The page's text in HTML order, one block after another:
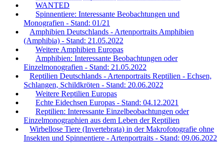
WANTED
Spinnentiere: Interessante Beobachtungen und
Monografien - Stand: 01/21
Amphibien Deutschlands - Artenportraits Amphibien
(Amphibia) - Stand: 21.05.2022
Weitere Amphibien Europas
Amphibien: Interessante Beobachtungen oder
Einzelmonografien - Stand: 21.05.2022
Reptilien Deutschlands - Artenportraits Reptilien - Echsen,
Schlangen, Schildkröten - Stand: 20.06.2022
Weitere Reptilien Europas
Echte Eidechsen Europas - Stand: 04.12.2021
Reptilien: Interessante Einzelbeobachtungen oder
Einzelmonographien aus dem Leben der Reptilien
Wirbellose Tiere (Invertebrata) in der Makrofotografie ohne
Insekten und Spinnentiere - Artenportraits - Stand: 09.06.2022